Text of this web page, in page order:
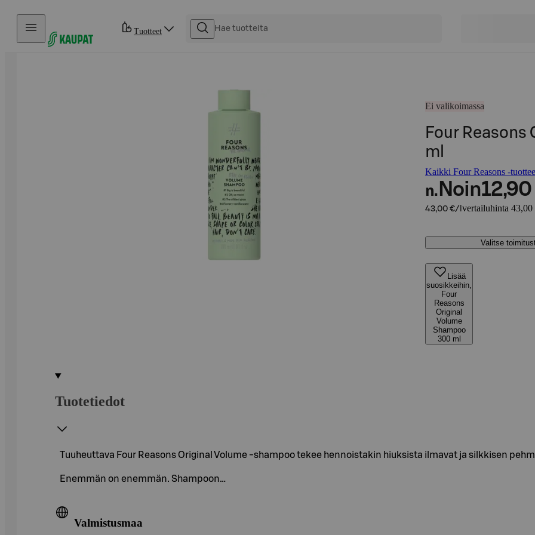
Hyppää sisältöön
Tuotteet
Ei valikoimassa
Four
ml
Kaikki Four Reasons -
n. Noin
43,00 €/l vertailuhinta 43,00
Valitse
Lisää
suosikkeihin,
Four
Reasons
Original
Volume
Shampoo
300 ml
Tuotetiedot
Tuuheuttava Four Reasons Original Volume -shampoo tekee hennoistakin hiuksista ilmavat ja silkkisen
Enemmän on enemmän. Shampoon…
Valmistusmaa